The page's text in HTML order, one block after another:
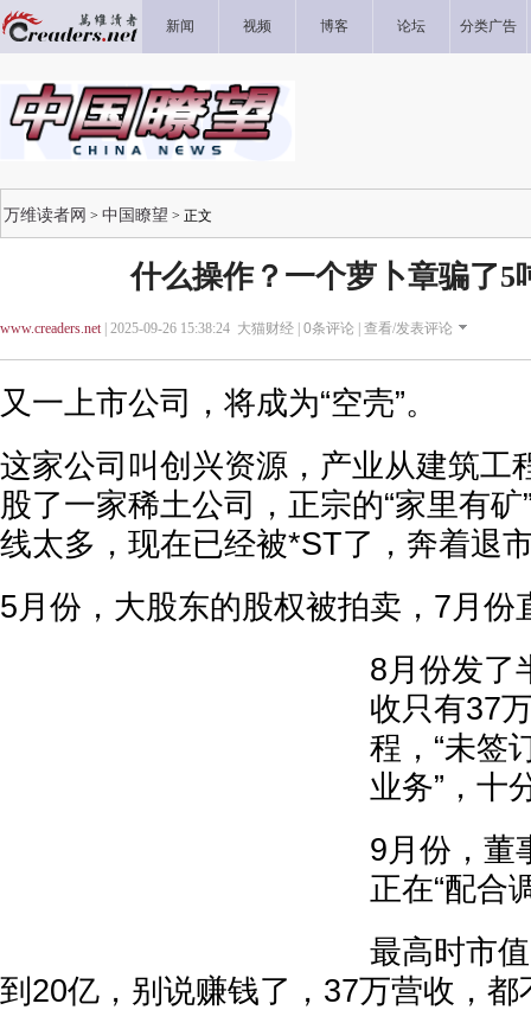
新闻 视频 博客 论坛 分类广告
万维读者网 > 中国瞭望 > 正文
什么操作？一个萝卜章骗了
www.creaders.net| 2025-09-26 15:38:24 大猫财经 | 0条评论 | 查看/发表评论
又一上市公司，将成为“空壳”。
这家公司叫创兴资源，产业从建筑工
股了一家稀土公司，正宗的“家里有
线太多，现在已经被*ST了，奔着退
5月份，大股东的股权被拍卖，7月份
8月份发了
收只有37
程，“未签
业务”，十
9月份，董
正在“配合
最高时市
到20亿，别说赚钱了，37万营收，